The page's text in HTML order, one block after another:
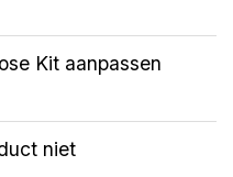
Kit aanpassen
niet